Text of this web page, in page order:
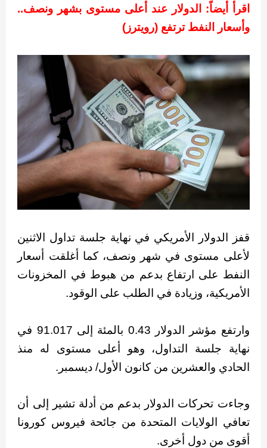
اقرأ أيضاً: الدولار عند أعلى مستوى بشهر ونصف..
وأسعار النفط ترتفع (رويترز)
قفز الدولار الأمريكي في نهاية جلسة تداول الاثنين
لأعلى مستوى في شهر ونصف، كما أغلقت أسعار
النفط على ارتفاع بدعم من هبوط في المخزونات
الأمريكية، وزيادة في الطلب على الوقود.
وارتفع مؤشر الدولار 0.43 بالمئة إلى 91.017 في
نهاية جلسة التداول، وهو أعلى مستوى له منذ
الحادي والعشرين من كانون الأول/ ديسمبر.
وجاءت تحركات الدولار بدعم من أدلة تشير إلى أن
تعافي الولايات المتحدة من جائحة فيروس كورونا
أقوى من دول أخرى.